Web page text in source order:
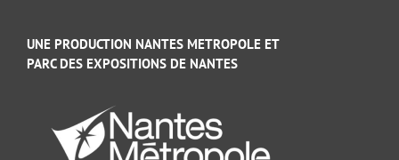
UNE PRODUCTION NANTES METROPOLE ET
PARC DES EXPOSITIONS DE NANTES